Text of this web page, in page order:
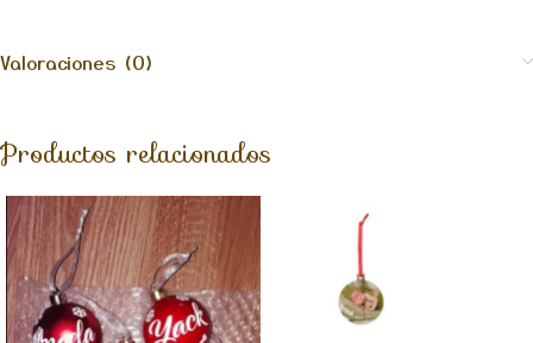
Valoraciones (0)
Productos relacionados